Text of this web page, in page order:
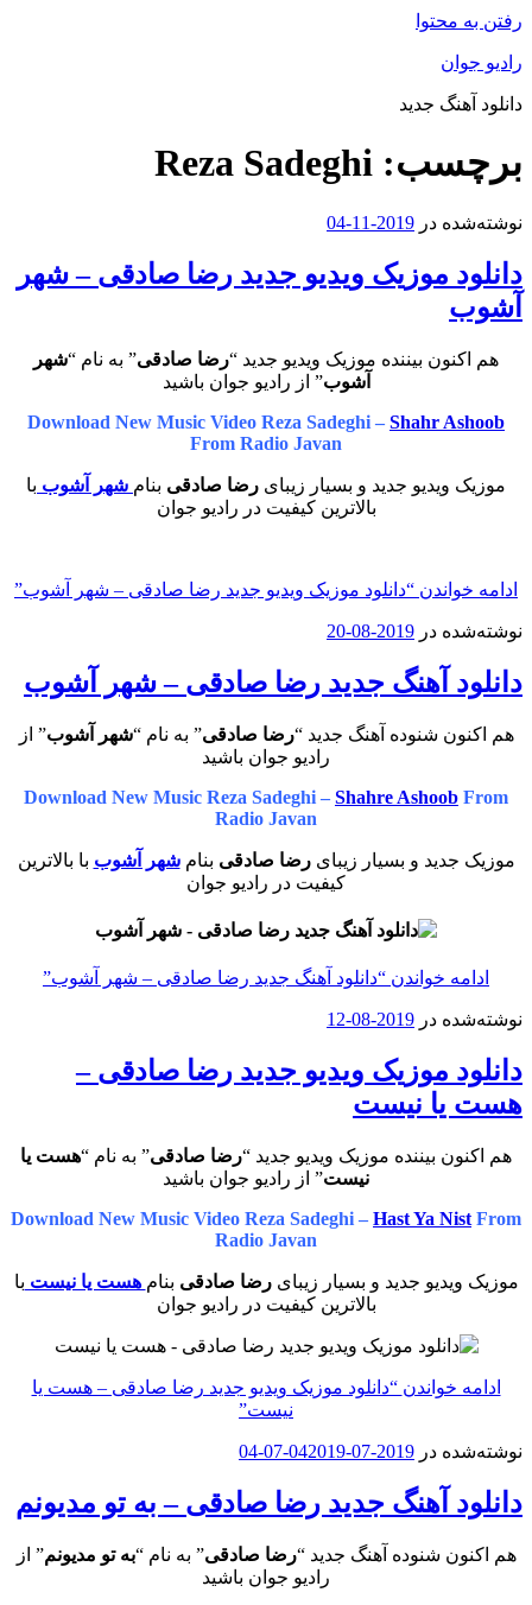
رفتن به محتوا
رادیو جوان
دانلود آهنگ جدید
برچسب: Reza Sadeghi
نوشته‌شده در 2019-11-04
دانلود موزیک ویدیو جدید رضا صادقی – شهر
آشوب
هم اکنون بیننده موزیک ویدیو جدید “رضا صادقی” به نام “شهر
آشوب” از رادیو جوان باشید
Download New Music Video Reza Sadeghi – Shahr Ashoob
From Radio Javan
موزیک ویدیو جدید و بسیار زیبای رضا صادقی بنام شهر آشوب با
بالاترین کیفیت در رادیو جوان
ادامه خواندن “دانلود موزیک ویدیو جدید رضا صادقی – شهر آشوب”
نوشته‌شده در 2019-08-20
دانلود آهنگ جدید رضا صادقی – شهر آشوب
هم اکنون شنوده آهنگ جدید “رضا صادقی” به نام “شهر آشوب” از
رادیو جوان باشید
Download New Music Reza Sadeghi – Shahre Ashoob From
Radio Javan
موزیک جدید و بسیار زیبای رضا صادقی بنام شهر آشوب با بالاترین
کیفیت در رادیو جوان
ادامه خواندن “دانلود آهنگ جدید رضا صادقی – شهر آشوب”
نوشته‌شده در 2019-08-12
دانلود موزیک ویدیو جدید رضا صادقی –
هست یا نیست
هم اکنون بیننده موزیک ویدیو جدید “رضا صادقی” به نام “هست یا
نیست” از رادیو جوان باشید
Download New Music Video Reza Sadeghi – Hast Ya Nist From
Radio Javan
موزیک ویدیو جدید و بسیار زیبایرضا صادقی بنام هست یا نیست با
بالاترین کیفیت در رادیو جوان
ادامه خواندن “دانلود موزیک ویدیو جدید رضا صادقی – هست یا
نیست”
نوشته‌شده در 2019-07-04
2019-07-04
دانلود آهنگ جدید رضا صادقی – به تو مدیونم
هم اکنون شنوده آهنگ جدید “رضا صادقی” به نام “به تو مدیونم” از
رادیو جوان باشید